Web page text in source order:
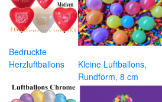
Bedruckte
Herzluftballons
Kleine Luftballons,
Rundform, 8 cm